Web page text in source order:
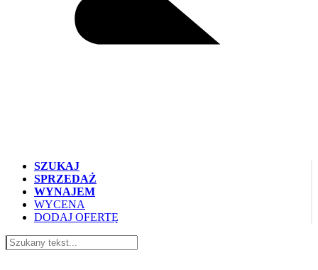
SZUKAJ
SPRZEDAŻ
WYNAJEM
WYCENA
DODAJ OFERTĘ